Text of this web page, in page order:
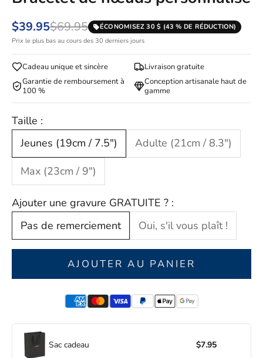
$39.95$69.95
ÉCONOMISEZ 30 $ (43 % DE RÉDUCTION)
Prix le plus bas au cours des 30 derniers jours
Cadeau unique et sincère
Livraison gratuite
Garantie de remboursement à
100 %
Conception artisanale haut de
gamme
Taille :
Jeunes (19cm / 7.5")
Adulte (21cm / 8.3")
Max (23cm / 9")
Ajouter une gravure GRATUITE ? :
Pas de remerciement
Oui, s'il vous plaît !
AJOUTER AU PANIER
Sac cadeau $7.95